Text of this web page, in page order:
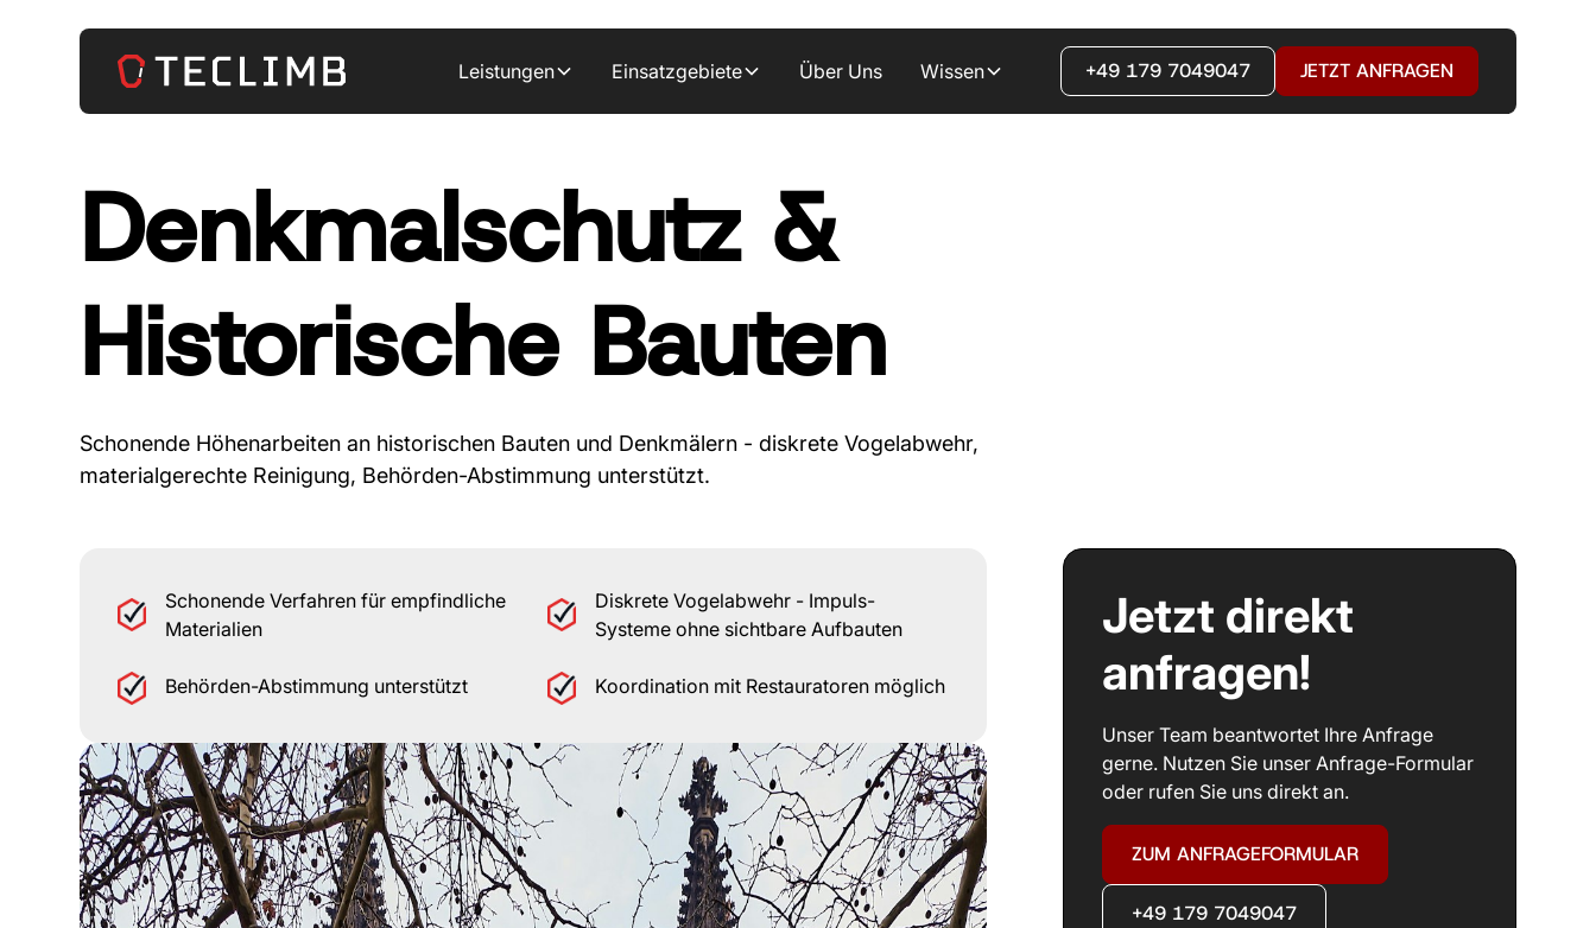
Leistungen Einsatzgebiete Über Uns Wissen +49 179 7049047 JETZT ANFRAGEN
Denkmalschutz &
Historische Bauten
Schonende Höhenarbeiten an historischen Bauten und Denkmälern - diskrete Vogelabwehr,
materialgerechte Reinigung, Behörden-Abstimmung unterstützt.
Schonende Verfahren für empfindliche
Materialien
Diskrete Vogelabwehr - Impuls-
Systeme ohne sichtbare Aufbauten
Behörden-Abstimmung unterstützt Koordination mit Restauratoren möglich
Jetzt direkt
anfragen!
Unser Team beantwortet Ihre Anfrage
gerne. Nutzen Sie unser Anfrage-Formular
oder rufen Sie uns direkt an.
ZUM ANFRAGEFORMULAR
+49 179 7049047